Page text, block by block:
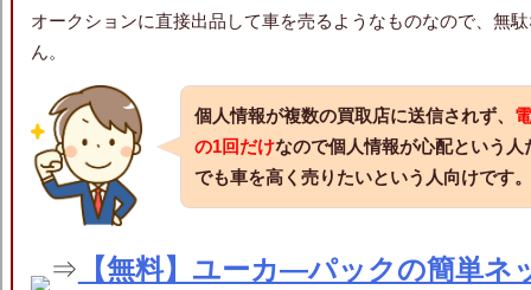
オークションに直接出品して車を売るようなものなので、無
ん。
個人情報が複数の買取店に送信されず、
の1回だけなので個人情報が心配という
でも車を高く売りたいという人向けです
⇒ 【無料】ユーカ―パックの簡単ネ